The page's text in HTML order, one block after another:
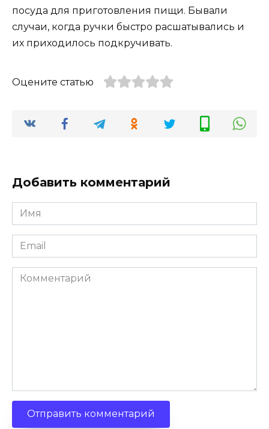
посуда для приготовления пищи. Бывали
случаи, когда ручки быстро расшатывались и
их приходилось подкручивать.
Оцените статью
Добавить комментарий
Имя
*
Email
*
Комментарий